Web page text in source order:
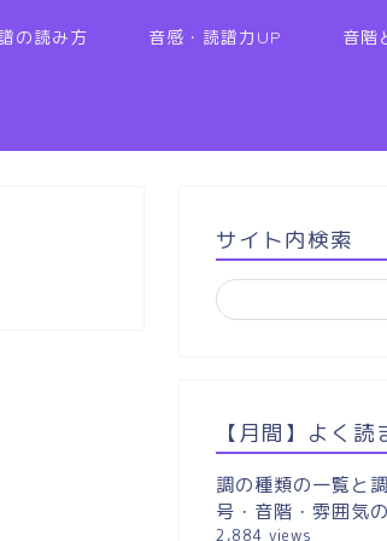
の読み方 音感・読譜力UP 音階
サイト内検索
【月間】よく
調の種類の一覧と
号・音階・雰囲気の
2,884 views